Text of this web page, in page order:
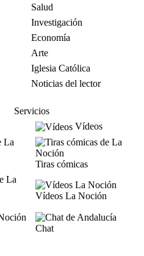
Salud
Investigación
Economía
Arte
Iglesia Católica
Noticias del lector
Servicios
Vídeos
Tiras cómicas
Vídeos La Noción
Chat